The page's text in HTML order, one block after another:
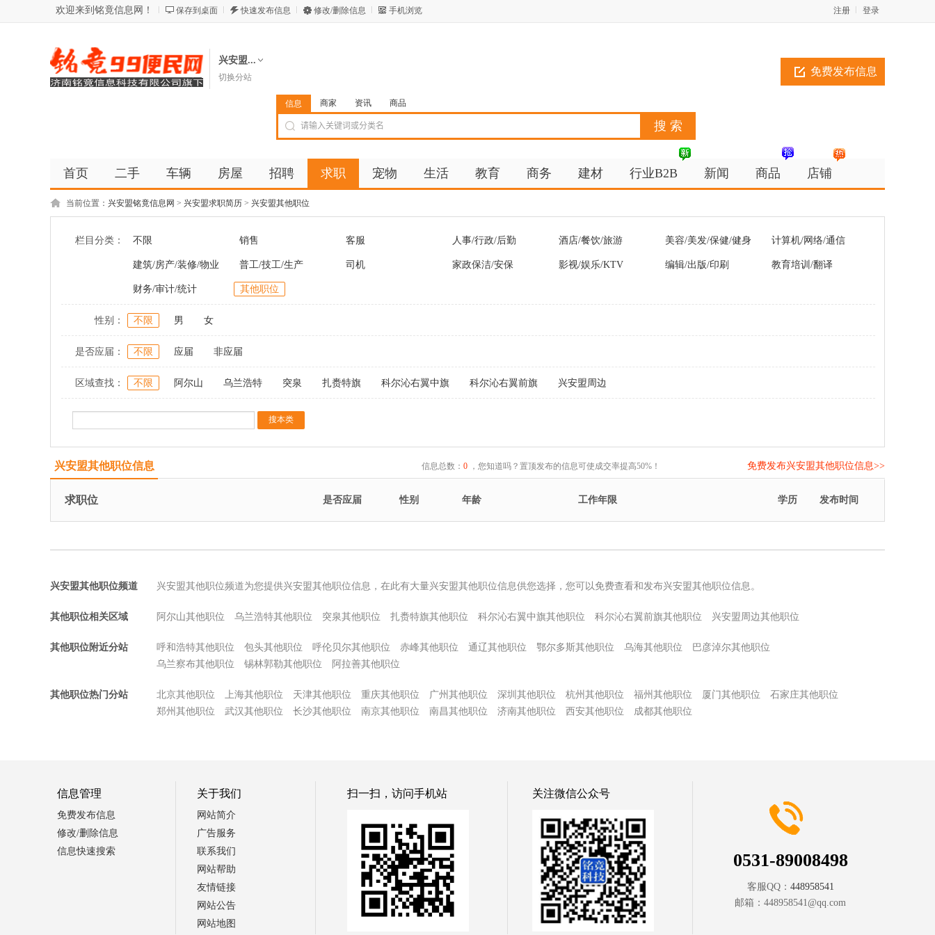
欢迎来到铭竟信息网！ 保存到桌面 快速发布信息 修改/删除信息 手机浏览 登录
注册
兴安盟...
切换分站 免费发布信息
信息 商家 资讯 商品
首页 二手 车辆 房屋 招聘 求职 宠物 生活 教育 商务 建材 行业B2B 新闻 商品 店铺
当前位置： 兴安盟铭竟信息网 > 兴安盟求职简历 > 兴安盟其他职位
栏目分类： 不限 销售 客服 人事/行政/后勤 酒店/餐饮/旅游 美容/美发/保健/健身 计算机/网络/通信
建筑/房产/装修/物业 普工/技工/生产 司机 家政保洁/安保 影视/娱乐/KTV 编辑/出版/印刷 教育培训/翻译
财务/审计/统计 其他职位
性别： 不限 男 女
是否应届： 不限 应届 非应届
区域查找： 不限 阿尔山 乌兰浩特 突泉 扎赉特旗 科尔沁右翼中旗 科尔沁右翼前旗 兴安盟周边
兴安盟其他职位信息 信息总数： 0，您知道吗？置顶发布的信息可使成交率提高50%！ 免费发布兴安盟其他职位信息>>
求职位 发布时间
是否应届 性别 年龄 学历
工作年限
兴安盟其他职位频道 兴安盟其他职位频道为您提供兴安盟其他职位信息，在此有大量兴安盟其他职位信息供您选择，您可以免费查看和发布兴安盟其他职位信息。
其他职位相关区域 阿尔山其他职位 乌兰浩特其他职位 突泉其他职位 扎赉特旗其他职位 科尔沁右翼中旗其他职位 科尔沁右翼前旗其他职位 兴安盟周边其他职位
其他职位附近分站 呼和浩特其他职位 包头其他职位 呼伦贝尔其他职位 赤峰其他职位 通辽其他职位 鄂尔多斯其他职位 乌海其他职位
巴彦淖尔其他职位
乌兰察布其他职位
锡林郭勒其他职位 阿拉善其他职位
其他职位热门分站 北京其他职位 上海其他职位 天津其他职位 重庆其他职位 广州其他职位 深圳其他职位 杭州其他职位 福州其他职位 厦门其他职位
石家庄其他职位
郑州其他职位
武汉其他职位 长沙其他职位 南京其他职位 南昌其他职位 济南其他职位 西安其他职位 成都其他职位
信息管理
免费发布信息
修改/删除信息
信息快速搜索
关于我们
网站简介
广告服务
联系我们
网站帮助
友情链接
网站公告
网站地图
扫一扫，访问手机站 关注微信公众号
0531-89008498
客服QQ： 448958541
邮箱： 448958541@qq.com